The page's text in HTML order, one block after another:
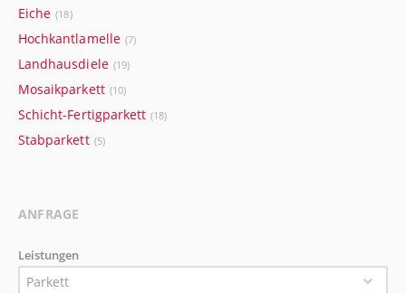
Eiche (18)
Hochkantlamelle (7)
Landhausdiele (19)
Mosaikparkett (10)
Schicht-Fertigparkett (18)
Stabparkett (5)
ANFRAGE
Leistungen
Parkett